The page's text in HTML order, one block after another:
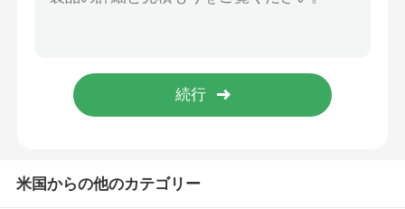
電気水ポンプモーター
米国からの他のカテゴリー